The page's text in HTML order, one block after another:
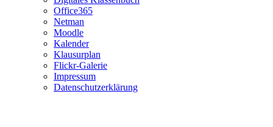
Office365
Netman
Moodle
Kalender
Klausurplan
Flickr-Galerie
Impressum
Datenschutzerklärung